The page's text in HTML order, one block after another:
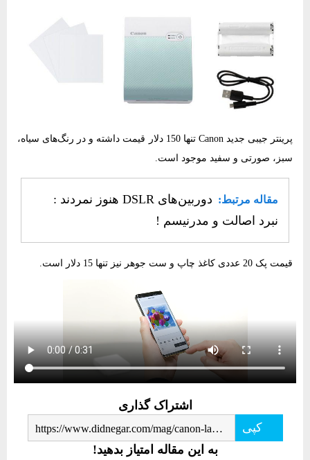
پرینتر جیبی جدید Canon تنها 150 دلار قیمت داشته و در رنگ‌های سیاه،
سبز، صورتی و سفید موجود است.
مقاله مرتبط:
دوربین‌های DSLR هنوز نمردند :
نبرد اصالت و مدرنیسم !
قیمت پک 20 عددی کاغذ چاپ و ست جوهر نیز تنها 15 دلار است.
اشتراک گذاری
کپی
https://www.didnegar.com/mag/canon-launches-its-latest-pocket-printer-the-selphy-square-qx10/
به این مقاله امتیاز بدهید!